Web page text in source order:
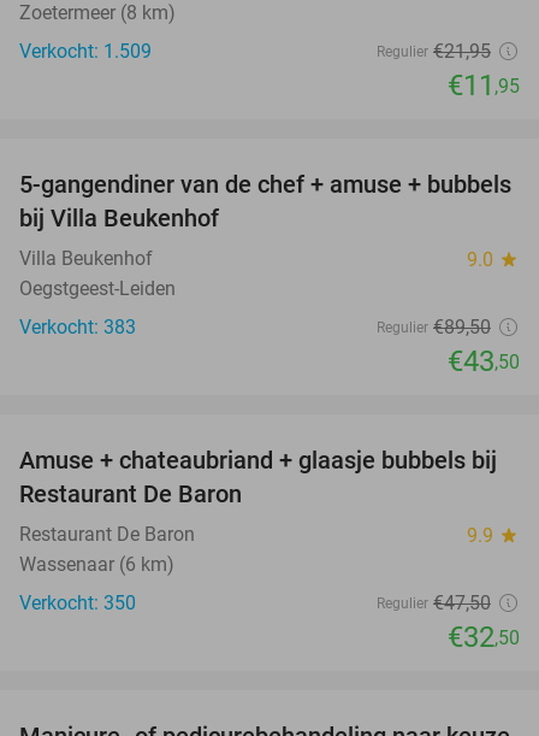
Zoetermeer (8 km)
Verkocht: 1.509
Regulier €21,95
€11 ,95
51%
5-gangendiner van de chef + amuse + bubbels
bij Villa Beukenhof
Villa Beukenhof 9.0 star
Oegstgeest-Leiden
Verkocht: 383
Regulier €89,50
€43,50
32%
Amuse + chateaubriand + glaasje bubbels bij
Restaurant De Baron
Restaurant De Baron 9.9 star
Wassenaar (6 km)
Verkocht: 350
Regulier €47,50
€32,50